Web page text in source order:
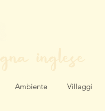
inglese
Ambiente Villaggi